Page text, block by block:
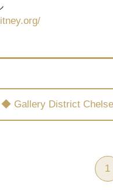
◆ Gallery District
1